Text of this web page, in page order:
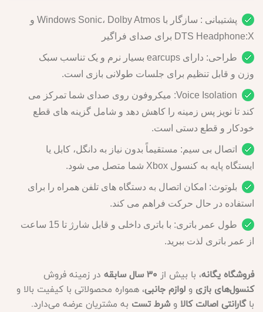
پشتیبانی : سازگار با Windows Sonic، Dolby Atmos و
DTS Headphone:X برای صدای فراگیر
طراحی: دارای earcups بسیار نرم و یک تناسب سبک
وزن و قابل تنظیم برای جلسات طولانی بازی است.
Voice Isolation: میکروفون روی صدای شما تمرکز می
کند تا نویز پس زمینه را کاهش دهد و شامل گزینه های قطع
خودکار و قطع دستی است.
اتصال بی سیم: مستقیماً بدون نیاز به دانگل، کابل یا
ایستگاه پایه به کنسول Xbox شما متصل می شود.
بلوتوث: امکان اتصال به دستگاه های تلفن همراه را برای
استفاده در حال حرکت فراهم می کند.
طول عمر باتری: با باتری داخلی و قابل شارژ تا 15 ساعت
از عمر باتری لذت ببرید.
فروشگاه یگانه، با بیش از 30 سال سابقه
در زمینه فروش
کنسول‌های بازی و لوازم جانبی، همواره محصولاتی با کیفیت بالا و
باگارانتی اصالت کالا و شرط تست به مشتریان عرضه می‌دارد.